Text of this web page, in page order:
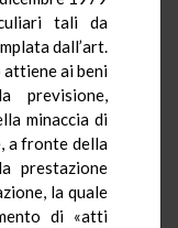
tali da
dall’art.
attiene ai beni
previsione,
minaccia di
a fronte della
prestazione
la quale
di «atti